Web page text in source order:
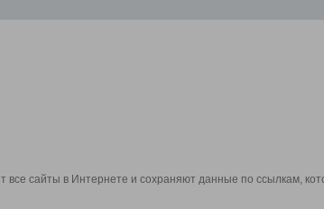
все сайты в Интернете и сохраняют данные по ссылкам,